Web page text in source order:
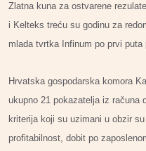
Zlatna kuna za ostvarene
i Kelteks treću su godinu za
mlada tvrtka Infinum po prvi
Hrvatska gospodarska komora
ukupno 21 pokazatelja iz računa
kriterija koji su uzimani u obzir
profitabilnost, dobit po